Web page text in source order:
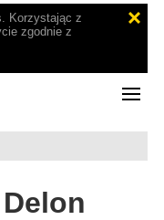
Korzystając z
zgodnie z